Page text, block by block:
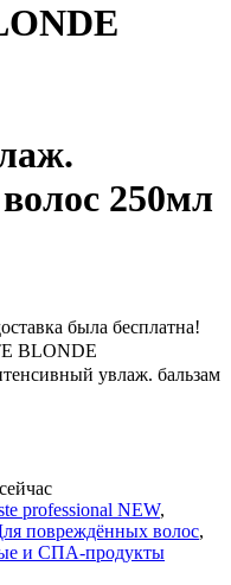
250мл
была бесплатна!
BLONDE
увлаж. бальзам
professional NEW,
повреждённых волос,
и СПА-продукты